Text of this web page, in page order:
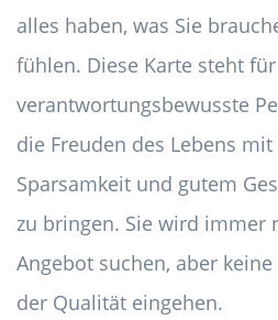
alles haben, was Sie
fühlen. Diese Karte steht
verantwortungsbewusste
die Freuden des Lebens
Sparsamkeit und gutem
zu bringen. Sie wird immer
Angebot suchen, aber
der Qualität eingehen.